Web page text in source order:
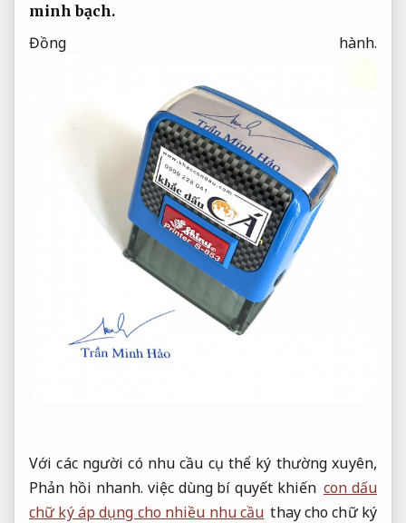
minh bạch.
Đồng hành.
Với các người có nhu cầu cụ thể ký thường xuyên,
Phản hồi nhanh. việc dùng bí quyết khiến con dấu
chữ ký áp dụng cho nhiều nhu cầu thay cho chữ ký